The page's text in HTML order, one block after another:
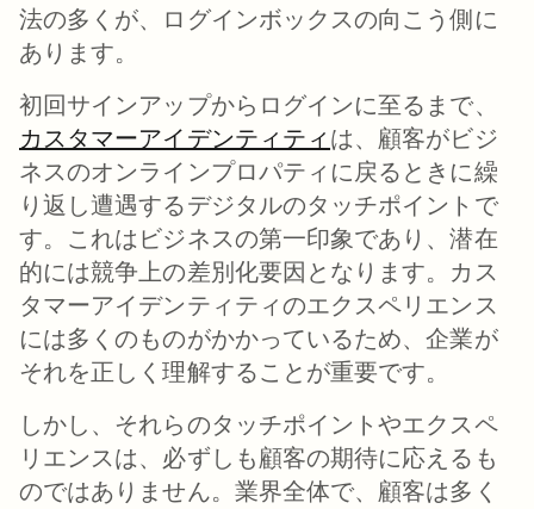
法の多くが、ログインボックスの向こう側に
あります。
初回サインアップからログインに至るまで、
カスタマーアイデンティティ 新しいタブで開く
は、顧客がビジ
ネスのオンラインプロパティに戻るときに繰
り返し遭遇するデジタルのタッチポイントで
す。これはビジネスの第一印象であり、潜在
的には競争上の差別化要因となります。カス
タマーアイデンティティのエクスペリエンス
には多くのものがかかっているため、企業が
それを正しく理解することが重要です。
しかし、それらのタッチポイントやエクスペ
リエンスは、必ずしも顧客の期待に応えるも
のではありません。業界全体で、顧客は多く